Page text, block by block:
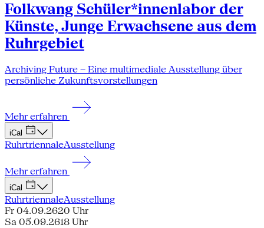
Folkwang Schüler*innenlabor der
Künste, Junge Erwachsene aus dem
Ruhrgebiet
Archiving Future – Eine multimediale Ausstellung über
persönliche Zukunftsvorstellungen
Mehr erfahren
iCal
RuhrtriennaleAusstellung
Mehr erfahren
iCal
RuhrtriennaleAusstellung
Fr 04.09.2620 Uhr
Sa 05.09.2618 Uhr